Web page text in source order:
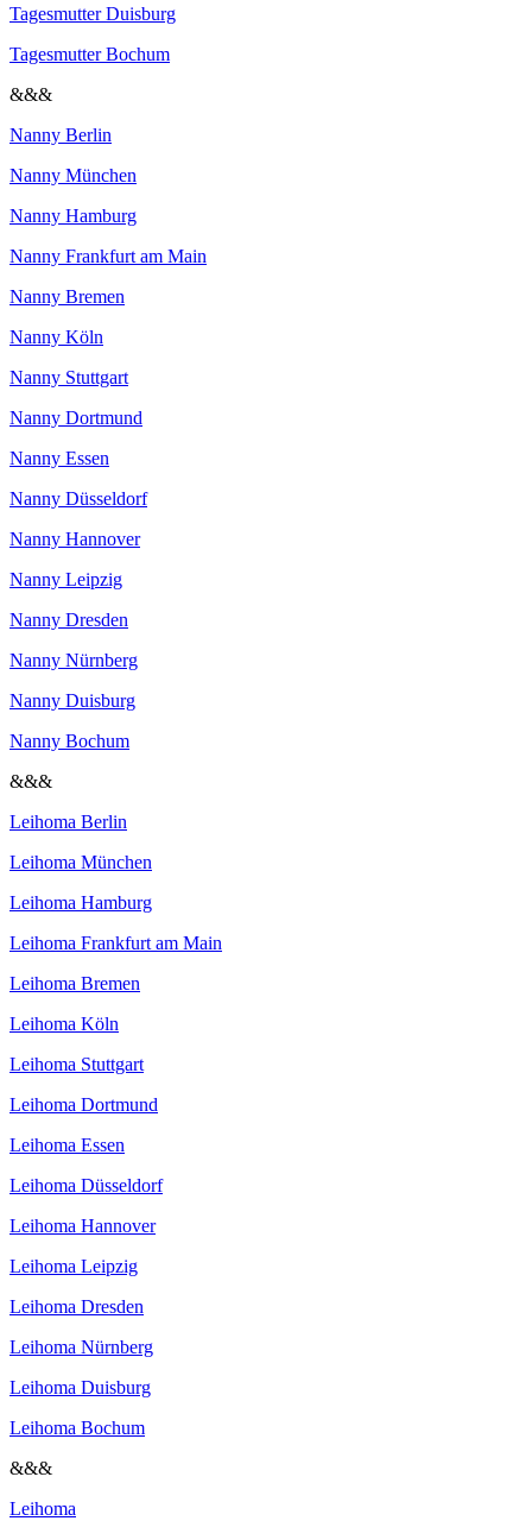
Tagesmutter Duisburg
Tagesmutter Bochum
&&&
Nanny Berlin
Nanny München
Nanny Hamburg
Nanny Frankfurt am Main
Nanny Bremen
Nanny Köln
Nanny Stuttgart
Nanny Dortmund
Nanny Essen
Nanny Düsseldorf
Nanny Hannover
Nanny Leipzig
Nanny Dresden
Nanny Nürnberg
Nanny Duisburg
Nanny Bochum
&&&
Leihoma Berlin
Leihoma München
Leihoma Hamburg
Leihoma Frankfurt am Main
Leihoma Bremen
Leihoma Köln
Leihoma Stuttgart
Leihoma Dortmund
Leihoma Essen
Leihoma Düsseldorf
Leihoma Hannover
Leihoma Leipzig
Leihoma Dresden
Leihoma Nürnberg
Leihoma Duisburg
Leihoma Bochum
&&&
Leihoma